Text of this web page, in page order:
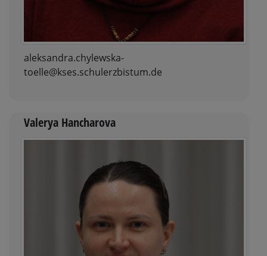
aleksandra.chylewska-
toelle@kses.schulerzbistum.de
Valerya Hancharova